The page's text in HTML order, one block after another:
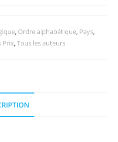
, Ordre alphabétique, Pays,
Prix,Tous les auteurs